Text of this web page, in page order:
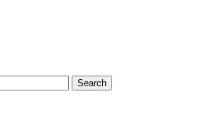
Search